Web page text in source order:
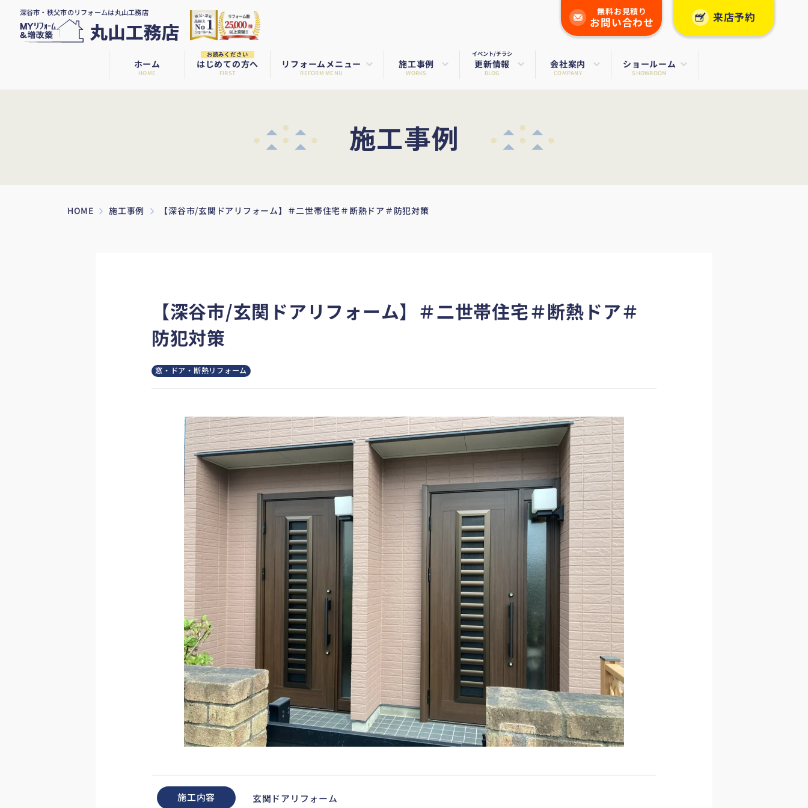
深谷市・秩父市のリフォームは丸山工務店 無料お見積り
お問い合わせ 来店予約
ホーム
HOME
お読みください
はじめての方へ
FIRST
リフォームメニュー
REFORM MENU
施工事例
WORKS
イベント/チラシ
更新情報
BLOG
会社案内
COMPANY
ショールーム
SHOWROOM
施工事例
HOME 施工事例 【深谷市/玄関ドアリフォーム】＃二世帯住宅＃断熱ドア＃防犯対策
【深谷市/玄関ドアリフォーム】＃二世帯住宅＃断熱ドア＃
防犯対策
窓・ドア・断熱リフォーム
施工内容 玄関ドアリフォーム